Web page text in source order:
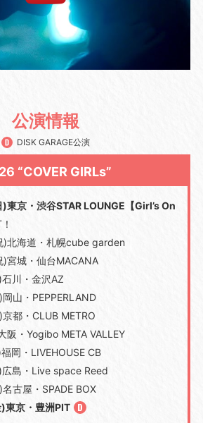
公演情報
DISK GARAGE公演
“COVER GIRLs”
京・渋谷STAR LOUNGE【Girl’s On
北海道・札幌cube garden
宮城・仙台MACANA
川・金沢AZ
山・PEPPERLAND
都・CLUB METRO
阪・Yogibo META VALLEY
岡・LIVEHOUSE CB
島・Live space Reed
古屋・SPADE BOX
京・豊洲PIT